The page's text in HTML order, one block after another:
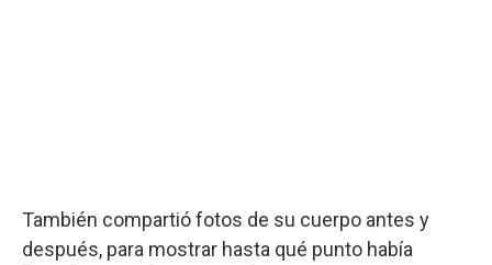
También compartió fotos de su cuerpo antes y
después, para mostrar hasta qué punto había